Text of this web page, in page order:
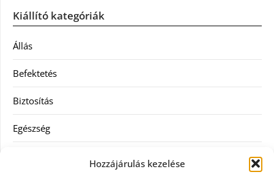
Hozzájárulás kezelése
Kiállító kategóriák
Állás
Befektetés
Biztosítás
Egészség